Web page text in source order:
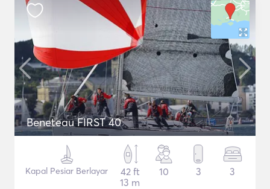
Beneteau FIRST 40
Kapal Pesiar Berlayar
42 ft
13 m
10 3 3